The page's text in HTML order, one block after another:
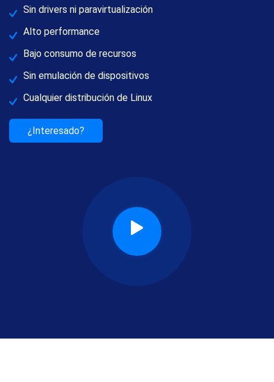
Sin drivers ni paravirtualización
Alto performance
Bajo consumo de recursos
Sin emulación de dispositivos
Cualquier distribución de Linux
¿Interesado?